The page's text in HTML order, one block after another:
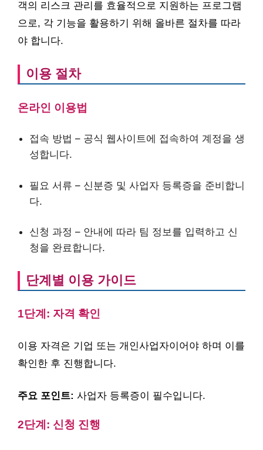
객의 리스크 관리를 효율적으로 지원하는 프로그램
으로, 각 기능을 활용하기 위해 올바른 절차를 따라
야 합니다.
이용 절차
온라인 이용법
접속 방법 – 공식 웹사이트에 접속하여 계정을 생
성합니다.
필요 서류 – 신분증 및 사업자 등록증을 준비합니
다.
신청 과정 – 안내에 따라 팀 정보를 입력하고 신
청을 완료합니다.
단계별 이용 가이드
1단계: 자격 확인
이용 자격은 기업 또는 개인사업자이어야 하며 이를
확인한 후 진행합니다.
주요 포인트: 사업자 등록증이 필수입니다.
2단계: 신청 진행